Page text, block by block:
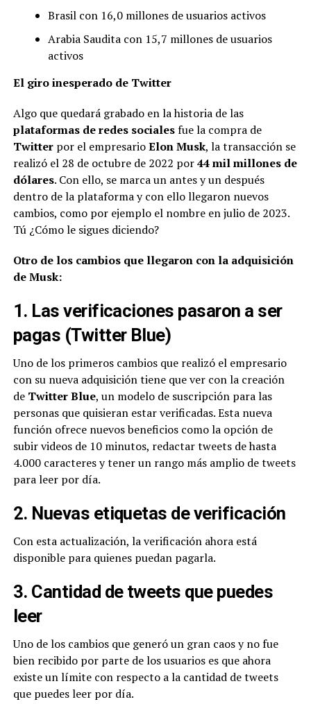
Brasil con 16,0 millones de usuarios activos
Arabia Saudita con 15,7 millones de usuarios
activos
El giro inesperado de Twitter
Algo que quedará grabado en la historia de las
plataformas de redes socialesfue la compra de
Twitter por el empresarioElon Musk, la transacción se
realizó el 28 de octubre de 2022 por44 mil millones de
dólares. Con ello, se marca un antes y un después
dentro de la plataforma y con ello llegaron nuevos
cambios, como por ejemplo el nombre en julio de 2023.
Tú ¿Cómo le sigues diciendo?
Otro de los cambios que llegaron con la adquisición
de Musk:
1. Las verificaciones pasaron a ser
pagas (Twitter Blue)
Uno de los primeros cambios que realizó el empresario
con su nueva adquisición tiene que ver con la creación
de Twitter Blue, un modelo de suscripción para las
personas que quisieran estar verificadas. Esta nueva
función ofrece nuevos beneficios como la opción de
subir videos de 10 minutos, redactar tweets de hasta
4.000 caracteres y tener un rango más amplio de tweets
para leer por día.
2. Nuevas etiquetas de verificación
Con esta actualización, la verificación ahora está
disponible para quienes puedan pagarla.
3. Cantidad de tweets que puedes
leer
Uno de los cambios que generó un gran caos y no fue
bien recibido por parte de los usuarios es que ahora
existe un límite con respecto a la cantidad de tweets
que puedes leer por día.